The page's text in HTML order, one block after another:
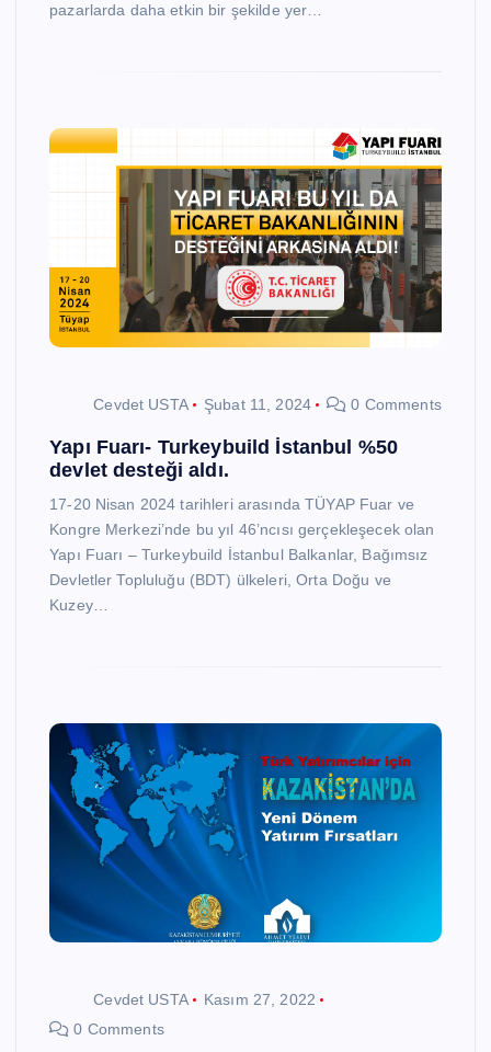
pazarlarda daha etkin bir şekilde yer…
Cevdet USTA Şubat 11, 2024 0 Comments
Yapı Fuarı- Turkeybuild İstanbul %50
devlet desteği aldı.
17-20 Nisan 2024 tarihleri arasında TÜYAP Fuar ve
Kongre Merkezi’nde bu yıl 46’ncısı gerçekleşecek olan
Yapı Fuarı – Turkeybuild İstanbul Balkanlar, Bağımsız
Devletler Topluluğu (BDT) ülkeleri, Orta Doğu ve
Kuzey…
Cevdet USTA
Kasım 27, 2022
0 Comments